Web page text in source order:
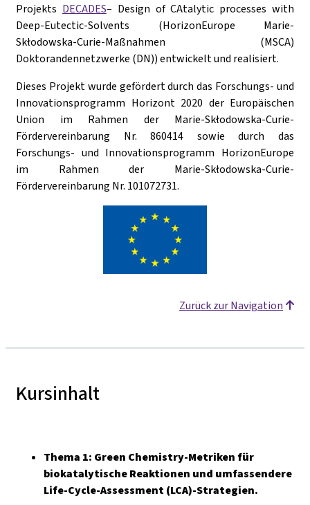
Projekts DECADES– Design of CAtalytic processes with
Deep-Eutectic-Solvents (HorizonEurope Marie-
Skłodowska-Curie-Maßnahmen (MSCA)
Doktorandennetzwerke (DN)) entwickelt und realisiert.
Dieses Projekt wurde gefördert durch das Forschungs- und
Innovationsprogramm Horizont 2020 der Europäischen
Union im Rahmen der Marie-Skłodowska-Curie-
Fördervereinbarung Nr. 860414 sowie durch das
Forschungs- und Innovationsprogramm HorizonEurope
im Rahmen der Marie-Skłodowska-Curie-
Fördervereinbarung Nr. 101072731.
Zurück zur Navigation
Kursinhalt
Thema 1: Green Chemistry-Metriken für
biokatalytische Reaktionen und umfassendere
Life-Cycle-Assessment (LCA)-Strategien.